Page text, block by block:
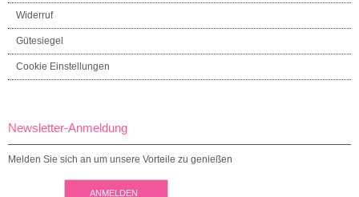
Widerruf
Gütesiegel
Cookie Einstellungen
Newsletter-Anmeldung
Melden Sie sich an um unsere Vorteile zu genießen
ANMELDEN